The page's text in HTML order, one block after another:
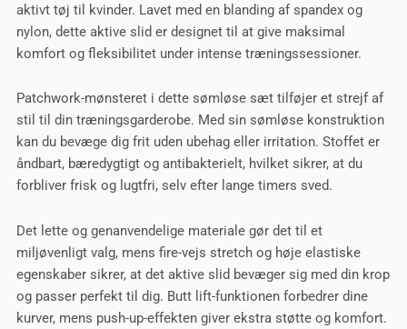
aktivt tøj til kvinder. Lavet med en blanding af spandex og
nylon, dette aktive slid er designet til at give maksimal
komfort og fleksibilitet under intense træningssessioner.
Patchwork-mønsteret i dette sømløse sæt tilføjer et strejf af
stil til din træningsgarderobe. Med sin sømløse konstruktion
kan du bevæge dig frit uden ubehag eller irritation. Stoffet er
åndbart, bæredygtigt og antibakterielt, hvilket sikrer, at du
forbliver frisk og lugtfri, selv efter lange timers sved.
Det lette og genanvendelige materiale gør det til et
miljøvenligt valg, mens fire-vejs stretch og høje elastiske
egenskaber sikrer, at det aktive slid bevæger sig med din krop
og passer perfekt til dig. Butt lift-funktionen forbedrer dine
kurver, mens push-up-effekten giver ekstra støtte og komfort.